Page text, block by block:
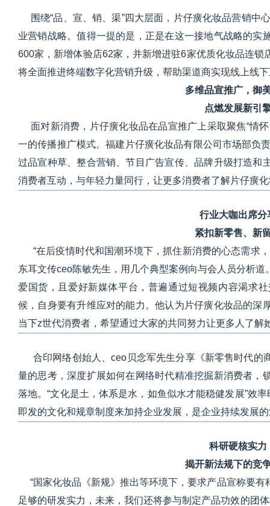
围绕“品、宣、销、渠”四大层面，片仔癀化妆品营销中
业营销战略。值得一提的是，正是在这一接地气战略的实
600家，新增体验店62家，并新增进驻6家优质化妆品连
将全面推进终端数字化营销升级，帮助渠道商实现线上线
多维品宣推广，御
点燃发展新引
面对新消费，片仔癀化妆品在品宣推广上采取聚焦“情
一的传播推广模式。福建片仔癀化妆品有限公司市场部负
过品宣种草、整合营销、节目广告宣传、品牌升级打造和
消费者互动，与年轻力量同行，让更多消费者了解片仔癀
行业大咖出席分
紧扣新零售、新
“在后疫情时代和国潮环境下，抓住新消费的心态需求
东耳文传ceo陈敏先生，用几个典型案例向与会人员分析
爱国货，且爱好新媒体平台，普遍通过短视频内容渴求
候，自身要有升维应对的能力。他认为片仔癀化妆品的深
当下z世代消费者，希望通过大家的共同努力让更多人了解
合印网络创始人、ceo贝念军先生分享《新零售时代的
量的思考，深度扩展如何在网络时代精准挖掘新消费者，
落地。“文化是土，体系是水，如鱼似水才能稳健发展”效
即发的文化和规章制度来加持企业发展，是企业持续发展
科研硬核实力
揭开新法规下的竞
“国家化妆品《新规》推出等环境下，要求产品宣称要有
足够的研发实力，未来，我们还将参与制定产品功效的团